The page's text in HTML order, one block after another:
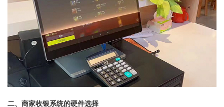
二、商家收银系统的硬件选择